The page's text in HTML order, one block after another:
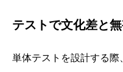
テストで文化差と
単体テストを設計する